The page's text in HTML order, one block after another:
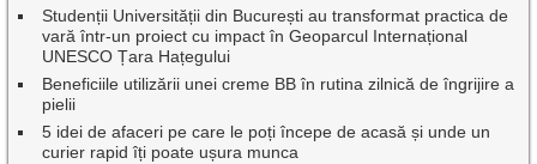
Studenții Universității din București au transformat practica de
vară într-un proiect cu impact în Geoparcul Internațional
UNESCO Țara Hațegului
Beneficiile utilizării unei creme BB în rutina zilnică de îngrijire a
pielii
5 idei de afaceri pe care le poți începe de acasă și unde un
curier rapid îți poate ușura munca